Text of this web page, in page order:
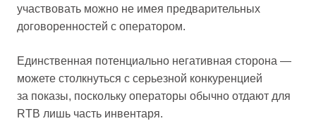
участвовать можно не имея предварительных
договоренностей с оператором.
Единственная потенциально негативная сторона —
можете столкнуться с серьезной конкуренцией
за показы, поскольку операторы обычно отдают для
RTB лишь часть инвентаря.